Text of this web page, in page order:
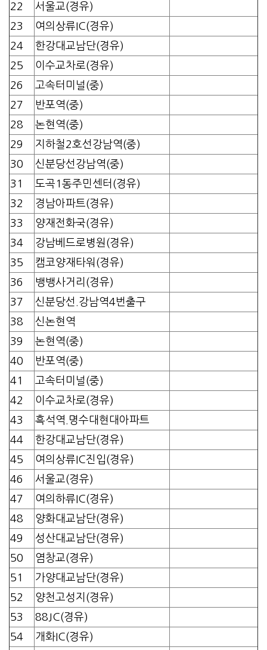
22
서울교(경유)
23
여의상류IC(경유)
24
한강대교남단(경유)
25
이수교차로(경유)
26
고속터미널(중)
27
반포역(중)
28
논현역(중)
29
지하철2호선강남역(중)
30
신분당선강남역(중)
31
도곡1동주민센터(경유)
32
경남아파트(경유)
33
양재전화국(경유)
34
강남베드로병원(경유)
35
캠코양재타워(경유)
36
뱅뱅사거리(경유)
37
신분당선.강남역4번출구
38
신논현역
39
논현역(중)
40
반포역(중)
41
고속터미널(중)
42
이수교차로(경유)
43
흑석역.명수대현대아파트
44
한강대교남단(경유)
45
여의상류IC진입(경유)
46
서울교(경유)
47
여의하류IC(경유)
48
양화대교남단(경유)
49
성산대교남단(경유)
50
염창교(경유)
51
가양대교남단(경유)
52
양천고성지(경유)
53
88JC(경유)
54
개화IC(경유)